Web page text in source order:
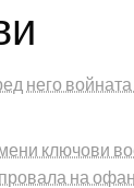
него
ключови
на